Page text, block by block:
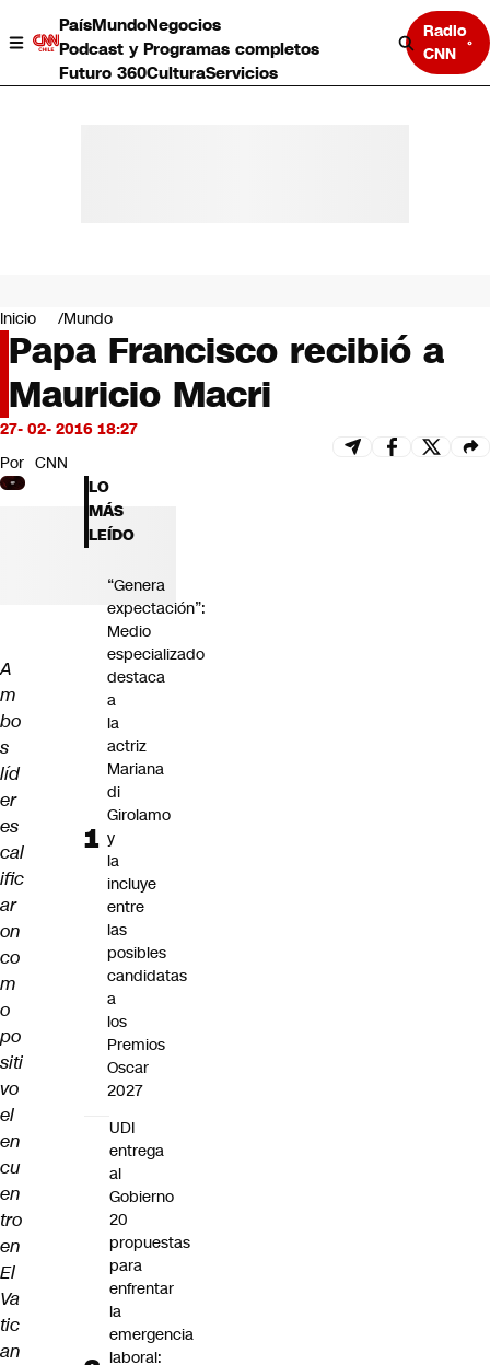
PaísMundoNegocios
Podcast y Programas completos
Futuro 360CulturaServicios
Radio
CNN
Negocios
Deportes
Programas completos
Cultura
Servicios
Bits
CNN Data
CNN tiempo
Futuro 360
Inicio Mundo
Papa Francisco recibió a
Mauricio Macri
27- 02- 2016 18:27
Por CNN
A
m
bo
s
líd
er
es
cal
ific
ar
on
co
m
o
po
siti
vo
el
en
cu
en
tro
en
El
Va
tic
an
LO
MÁS
LEÍDO
“Genera
expectación”:
Medio
especializado
destaca
a
la
actriz
Mariana
di
Girolamo
y
la
incluye
entre
las
posibles
candidatas
a
los
Premios
Oscar
2027
UDI
entrega
al
Gobierno
20
propuestas
para
enfrentar
la
emergencia
laboral: